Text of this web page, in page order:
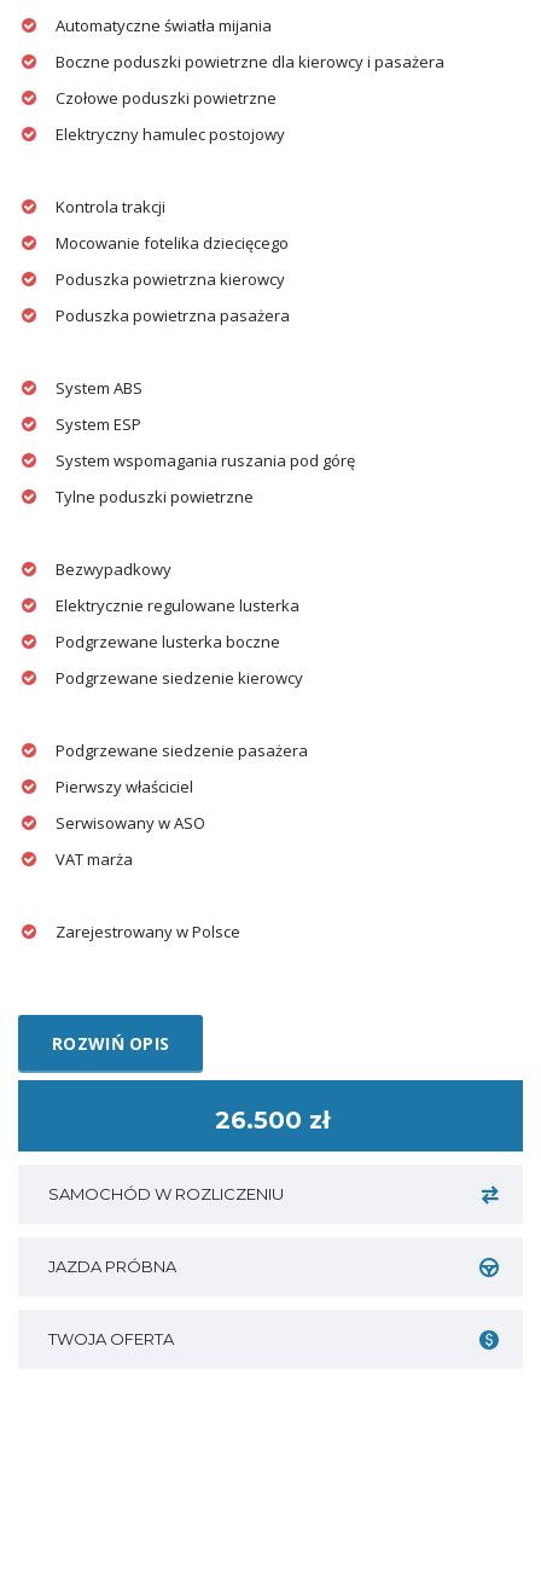
Automatyczne światła mijania
Boczne poduszki powietrzne dla kierowcy i pasażera
Czołowe poduszki powietrzne
Elektryczny hamulec postojowy
Kontrola trakcji
Mocowanie fotelika dziecięcego
Poduszka powietrzna kierowcy
Poduszka powietrzna pasażera
System ABS
System ESP
System wspomagania ruszania pod górę
Tylne poduszki powietrzne
Bezwypadkowy
Elektrycznie regulowane lusterka
Podgrzewane lusterka boczne
Podgrzewane siedzenie kierowcy
Podgrzewane siedzenie pasażera
Pierwszy właściciel
Serwisowany w ASO
VAT marża
Zarejestrowany w Polsce
ROZWIŃ OPIS
26.500 zł
SAMOCHÓD W ROZLICZENIU
JAZDA PRÓBNA
TWOJA OFERTA